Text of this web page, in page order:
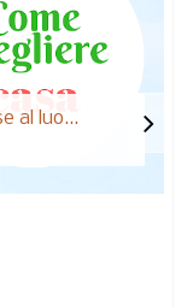
al luo...